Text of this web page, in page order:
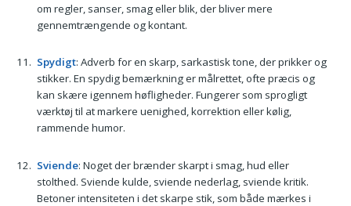
om regler, sanser, smag eller blik, der bliver mere
gennemtrængende og kontant.
Spydigt: Adverb for en skarp, sarkastisk tone, der prikker og
stikker. En spydig bemærkning er målrettet, ofte præcis og
kan skære igennem høfligheder. Fungerer som sprogligt
værktøj til at markere uenighed, korrektion eller kølig,
rammende humor.
Sviende: Noget der brænder skarpt i smag, hud eller
stolthed. Sviende kulde, sviende nederlag, sviende kritik.
Betoner intensiteten i det skarpe stik, som både mærkes i